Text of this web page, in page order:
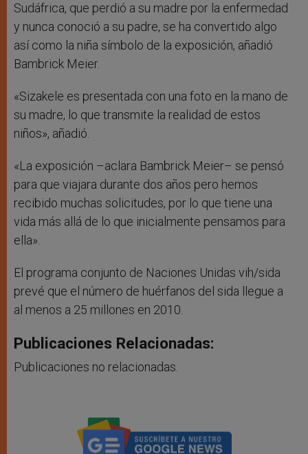
Sudáfrica, que perdió a su madre por la enfermedad
y nunca conoció a su padre, se ha convertido algo
así como la niña símbolo de la exposición, añadió
Bambrick Meier.
«Sizakele es presentada con una foto en la mano de
su madre, lo que transmite la realidad de estos
niños», añadió.
«La exposición –aclara Bambrick Meier– se pensó
para que viajara durante dos años pero hemos
recibido muchas solicitudes, por lo que tiene una
vida más allá de lo que inicialmente pensamos para
ella».
El programa conjunto de Naciones Unidas vih/sida
prevé que el número de huérfanos del sida llegue a
al menos a 25 millones en 2010.
Publicaciones Relacionadas:
Publicaciones no relacionadas.